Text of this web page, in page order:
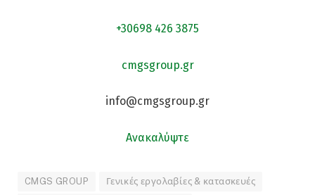
+30698 426 3875
cmgsgroup.gr
info@cmgsgroup.gr
Ανακαλύψτε
CMGS GROUP Γενικές εργολαβίες & κατασκευές